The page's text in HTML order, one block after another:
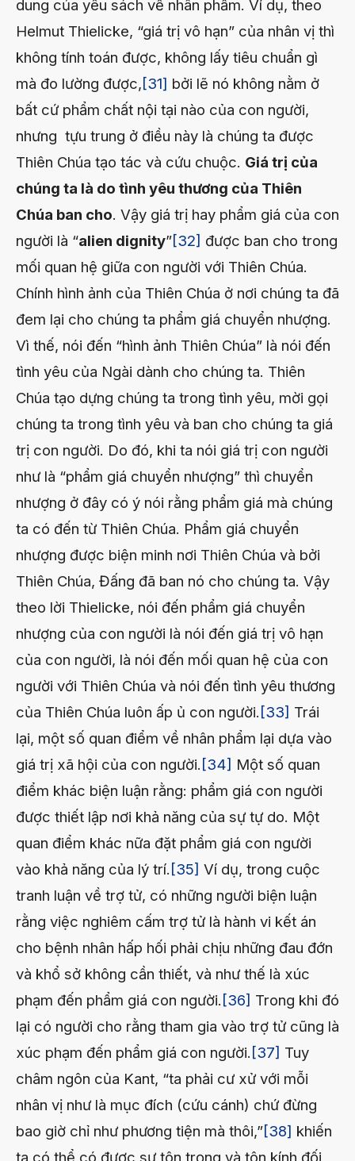
dung của yêu sách về nhân phẩm. Ví dụ, theo
Helmut Thielicke, “giá trị vô hạn” của nhân vị thì
không tính toán được, không lấy tiêu chuẩn gì
mà đo lường được,[31] bởi lẽ nó không nằm ở
bất cứ phẩm chất nội tại nào của con người,
nhưng tựu trung ở điều này là chúng ta được
Thiên Chúa tạo tác và cứu chuộc. Giá trị của
chúng ta là do tình yêu thương của Thiên
Chúa ban cho. Vậy giá trị hay phẩm giá của con
người là “alien dignity”[32] được ban cho trong
mối quan hệ giữa con người với Thiên Chúa.
Chính hình ảnh của Thiên Chúa ở nơi chúng ta đã
đem lại cho chúng ta phẩm giá chuyển nhượng.
Vì thế, nói đến “hình ảnh Thiên Chúa” là nói đến
tình yêu của Ngài dành cho chúng ta. Thiên
Chúa tạo dựng chúng ta trong tình yêu, mời gọi
chúng ta trong tình yêu và ban cho chúng ta giá
trị con người. Do đó, khi ta nói giá trị con người
như là “phẩm giá chuyển nhượng” thì chuyển
nhượng ở đây có ý nói rằng phẩm giá mà chúng
ta có đến từ Thiên Chúa. Phẩm giá chuyển
nhượng được biện minh nơi Thiên Chúa và bởi
Thiên Chúa, Đấng đã ban nó cho chúng ta. Vậy
theo lời Thielicke, nói đến phẩm giá chuyển
nhượng của con người là nói đến giá trị vô hạn
của con người, là nói đến mối quan hệ của con
người với Thiên Chúa và nói đến tình yêu thương
của Thiên Chúa luôn ấp ủ con người.[33] Trái
lại, một số quan điểm về nhân phẩm lại dựa vào
giá trị xã hội của con người.[34] Một số quan
điểm khác biện luận rằng: phẩm giá con người
được thiết lập nơi khả năng của sự tự do. Một
quan điểm khác nữa đặt phẩm giá con người
vào khả năng của lý trí.[35] Ví dụ, trong cuộc
tranh luận về trợ tử, có những người biện luận
rằng việc nghiêm cấm trợ tử là hành vi kết án
cho bệnh nhân hấp hối phải chịu những đau đớn
và khổ sở không cần thiết, và như thế là xúc
phạm đến phẩm giá con người.[36] Trong khi đó
lại có người cho rằng tham gia vào trợ tử cũng là
xúc phạm đến phẩm giá con người.[37] Tuy
châm ngôn của Kant, “ta phải cư xử với mỗi
nhân vị như là mục đích (cứu cánh) chứ đừng
bao giờ chỉ như phương tiện mà thôi,”[38] khiến
ta có thể có được sự tôn trọng và tôn kính đối